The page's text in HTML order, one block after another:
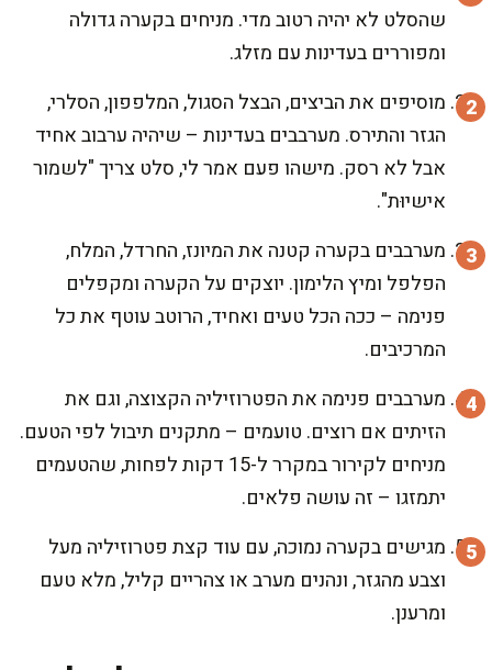
שהסלט לא יהיה רטוב מדי. מניחים בקערה גדולה
ומפוררים בעדינות עם מזלג.
מוסיפים את הביצים, הבצל הסגול, המלפפון, הסלרי,
הגזר והתירס. מערבבים בעדינות – שיהיה ערבוב אחיד
אבל לא רסק. מישהו פעם אמר לי, סלט צריך "לשמור
אישיוּת".
מערבבים בקערה קטנה את המיונז, החרדל, המלח,
הפלפל ומיץ הלימון. יוצקים על הקערה ומקפלים
פנימה – ככה הכל טעים ואחיד, הרוטב עוטף את כל
המרכיבים.
מערבבים פנימה את הפטרוזיליה הקצוצה, וגם את
הזיתים אם רוצים. טועמים – מתקנים תיבול לפי הטעם.
מניחים לקירור במקרר ל-15 דקות לפחות, שהטעמים
יתמזגו – זה עושה פלאים.
מגישים בקערה נמוכה, עם עוד קצת פטרוזיליה מעל
וצבע מהגזר, ונהנים מערב או צהריים קליל, מלא טעם
ומרענן.